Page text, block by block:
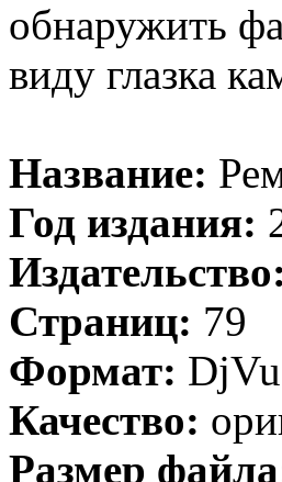
обнаружить
виду глазка
Название:
Год издания:
Издательство:
Страниц: 79
Формат: DjVu
Качество:
Размер